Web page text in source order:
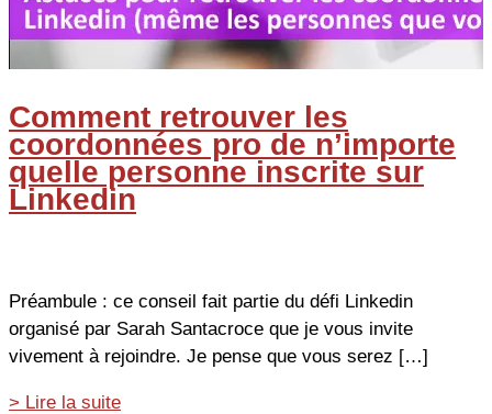
Comment retrouver les
coordonnées pro de n’importe
quelle personne inscrite sur
Linkedin
Préambule : ce conseil fait partie du défi Linkedin
organisé par Sarah Santacroce que je vous invite
vivement à rejoindre. Je pense que vous serez […]
Comment
> Lire la suite